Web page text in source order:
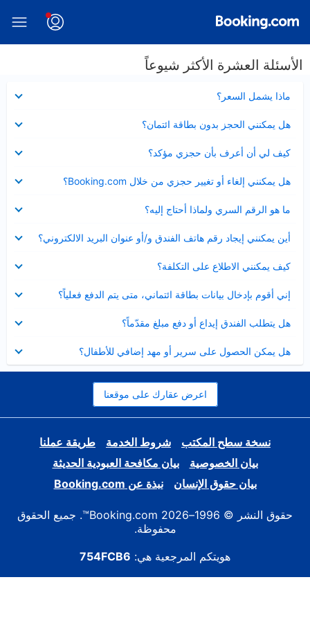
الأسئلة العشرة الأكثر شيوعاً
ماذا يشمل السعر؟
مصغر
هل يمكنني الحجز بدون بطاقة ائتمان؟
مصغر
كيف لي أن أعرف بأن حجزي مؤكد؟
مصغر
هل يمكنني إلغاء أو تغيير حجزي من خلال Booking.com؟
مصغر
ما هو الرقم السري ولماذا أحتاج إليه؟
مصغر
أين يمكنني إيجاد رقم هاتف الفندق و/أو عنوان البريد الالكتروني؟
عرض
مصغر
كيف يمكنني الاطلاع على التكلفة؟
مصغر
إني أقوم بإدخال بيانات بطاقة ائتماني، متى يتم الدفع فعلياً؟
مصغر
هل يتطلب الفندق إيداع أو دفع مبلغ مقدّماً؟
مصغر
هل يمكن الحصول على سرير أو مهد إضافي للأطفال؟
مصغر
اعرض عقارك على موقعنا
نسخة سطح المكتب شروط الخدمة
طريقة عملنا
بيان الخصوصية
بيان مكافحة العبودية الحديثة
بيان حقوق الإنسان
نبذة عن Booking.com
حقوق النشر © 1996–2026 Booking.com™. جميع الحقوق
محفوظة.
هويتكم المرجعية هي: 754FCB6